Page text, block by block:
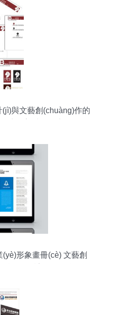
與文藝創(chuàng)作的
形象畫冊(cè) 文藝創